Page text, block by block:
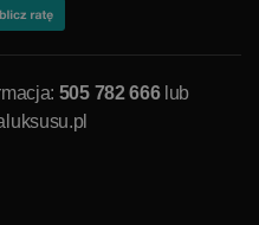
505 782 666lub